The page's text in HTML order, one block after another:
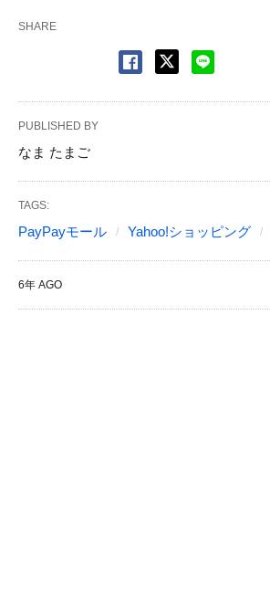
SHARE
PUBLISHED BY
なま たまご
TAGS:
PayPayモール Yahoo!ショッピング
6年 AGO